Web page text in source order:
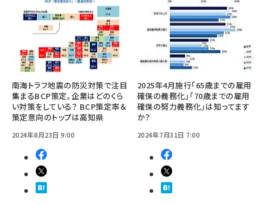
南海トラフ地震の防災対策で注目
集まるBCP策定。企業はどのくら
い対策をしている？ BCP策定率＆
策定意向のトップは高知県
2024年8月23日 9:00
2025年4月施行「65歳までの雇用
確保の義務化」「70歳までの雇用
確保の努力義務化」は知ってます
か？
2024年7月31日 7:00